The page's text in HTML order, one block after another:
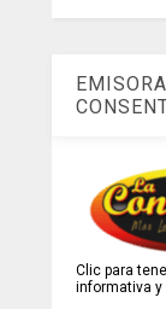
Clic para
informativa y